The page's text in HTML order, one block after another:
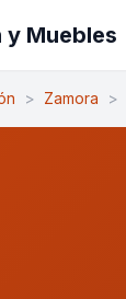
y Muebles
> Zamora >